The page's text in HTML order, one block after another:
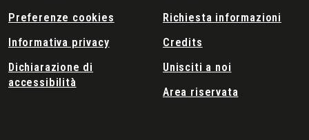
Preferenze cookies
Informativa privacy
Dichiarazione di
accessibilità
Richiesta informazioni
Credits
Unisciti a noi
Area riservata